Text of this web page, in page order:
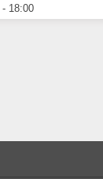
18:00